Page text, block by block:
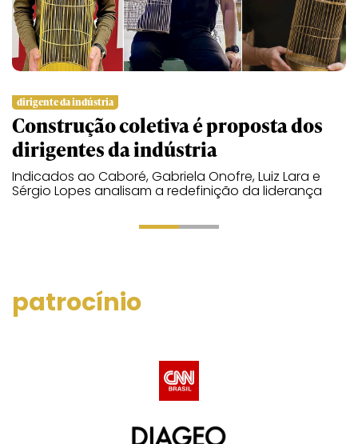
dirigente da indústria
Construção coletiva é proposta dos
dirigentes da indústria
Indicados ao Caboré, Gabriela Onofre, Luiz Lara e
Sérgio Lopes analisam a redefinição da liderança
patrocínio